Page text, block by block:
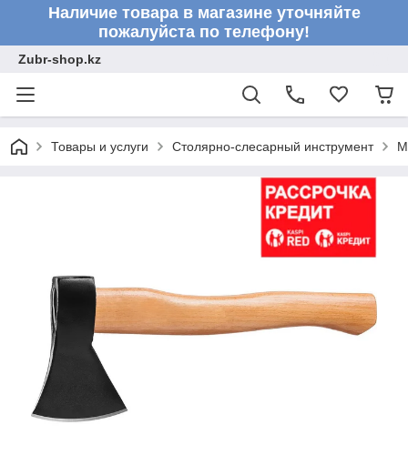
Наличие товара в магазине уточняйте
пожалуйста по телефону!
Zubr-shop.kz
Товары и услуги Столярно-слесарный инструмент